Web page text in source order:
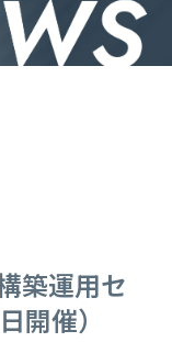
築運用セ
開催）